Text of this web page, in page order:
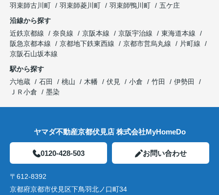
羽束師古川町
羽束師菱川町 羽束師鴨川町
五ケ庄
沿線から探す
近鉄京都線
奈良線 京阪本線 京阪宇治線
東海道本線
阪急京都本線
京都地下鉄東西線 京都市営烏丸線
片町線
京阪石山坂本線
駅から探す
六地蔵
石田 桃山 木幡 伏見 小倉 竹田
伊勢田
ＪＲ小倉
墨染
ヤマダ不動産京都伏見店 株式会社MyHomeDo
0120-428-503 お問い合わせ
〒612-8392
京都府京都市伏見区下鳥羽北ノ口町34